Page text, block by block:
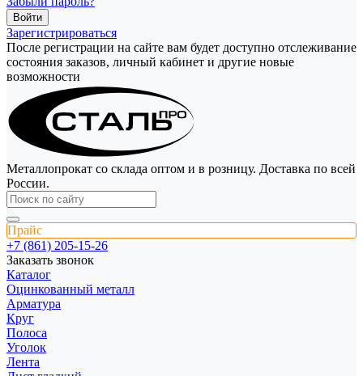
Зарегистрироваться
После регистрации на сайте вам будет доступно отслеживание
состояния заказов, личный кабинет и другие новые
возможности
Металлопрокат со склада оптом и в розницу. Доставка по всей
России.
Прайс
+7 (861) 205-15-26
Заказать звонок
Каталог
Оцинкованный металл
Арматура
Круг
Полоса
Уголок
Лента